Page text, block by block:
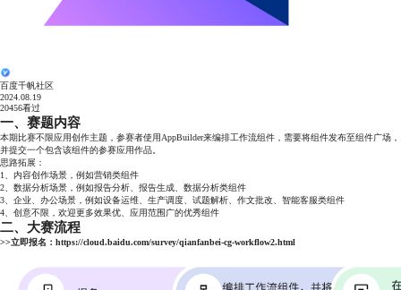
百度千帆社区
2024.08.19
20456看过
一、赛题内容
本期比赛不限应用创作主题，参赛者使用AppBuilder来编排工作流组件，需要将组件发布至组件广场，
并提交一个包含该组件的参赛应用作品。
思路拓展：
1、内容创作场景，例如营销类组件
2、数据分析场景，例如报告分析、报告生成、数据分析类组件
3、企业、办公场景，例如设备运维、生产调度、试题解析、作文批改、智能客服类组件
4、创意不限，欢迎更多效果优、应用范围广的优秀组件
二、大赛流程
>>立即报名： https://cloud.baidu.com/survey/qianfanbei-cg-workflow2.html